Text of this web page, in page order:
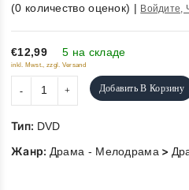
out
of
5
(0 количество оценок) | Войдите,
€12,99 5 на складе
inkl. Mwst., zzgl. Versand
Добавить В Корзину
Тип: DVD
Жанр: Драма - Мелодрама >